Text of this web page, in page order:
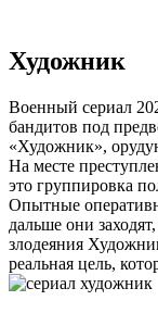
Художник
Военный сериал
бандитов под
«Художник»,
На месте
это группировка
Опытные
дальше они
злодеяния
реальная цель,